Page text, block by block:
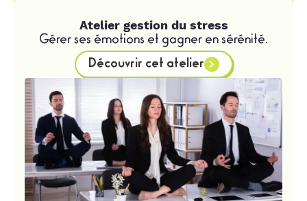
Atelier gestion du stress
Gérer ses émotions et gagner en sérénité.
Découvrir cet atelier